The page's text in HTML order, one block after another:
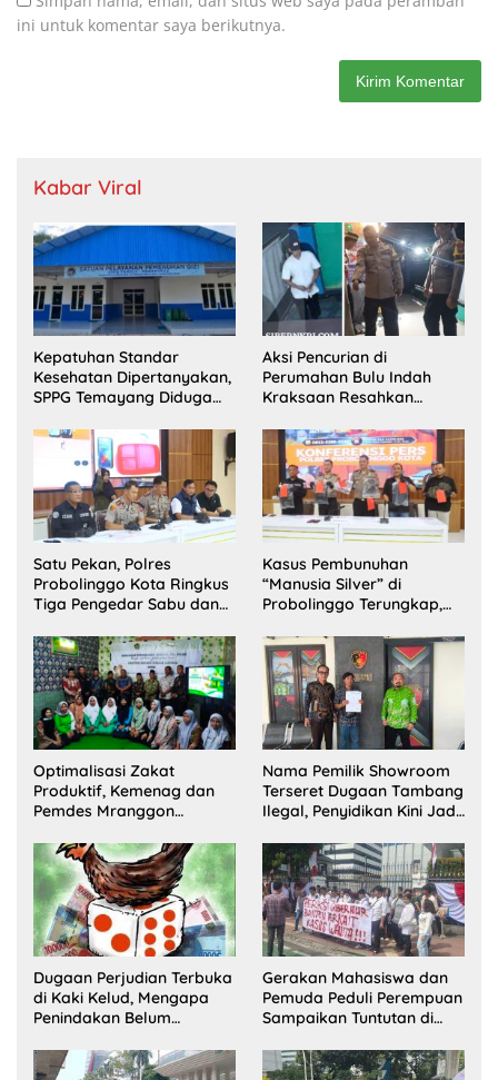
ini untuk komentar saya berikutnya.
Kabar Viral
Kepatuhan Standar
Kesehatan Dipertanyakan,
SPPG Temayang Diduga
Aksi Pencurian di
Perumahan Bulu Indah
Kraksaan Resahkan
Satu Pekan, Polres
Probolinggo Kota Ringkus
Tiga Pengedar Sabu dan
Kasus Pembunuhan
“Manusia Silver” di
Probolinggo Terungkap,
Satu Buron
Optimalisasi Zakat
Produktif, Kemenag dan
Pemdes Mranggon
Pelaksana Kampung
Zakat
Nama Pemilik Showroom
Terseret Dugaan Tambang
Ilegal, Penyidikan Kini Jadi
Dugaan Perjudian Terbuka
di Kaki Kelud, Mengapa
Penindakan Belum
Gerakan Mahasiswa dan
Pemuda Peduli Perempuan
Sampaikan Tuntutan di